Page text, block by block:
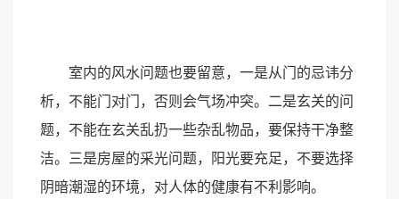
室内的风水问题也要留意，一是从门的忌讳分
析，不能门对门，否则会气场冲突。二是玄关的问
题，不能在玄关乱扔一些杂乱物品，要保持干净整
洁。三是房屋的采光问题，阳光要充足，不要选择
阴暗潮湿的环境，对人体的健康有不利影响。